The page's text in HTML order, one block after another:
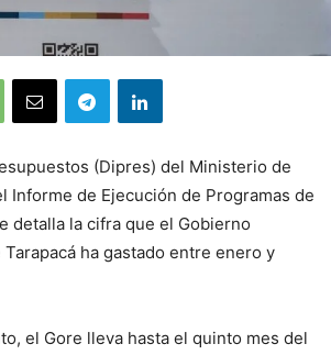
(Dipres) del Ministerio de
Informe de Ejecución de Programas de
detalla la cifra que el Gobierno
ha gastado entre enero y
el Gore lleva hasta el quinto mes del